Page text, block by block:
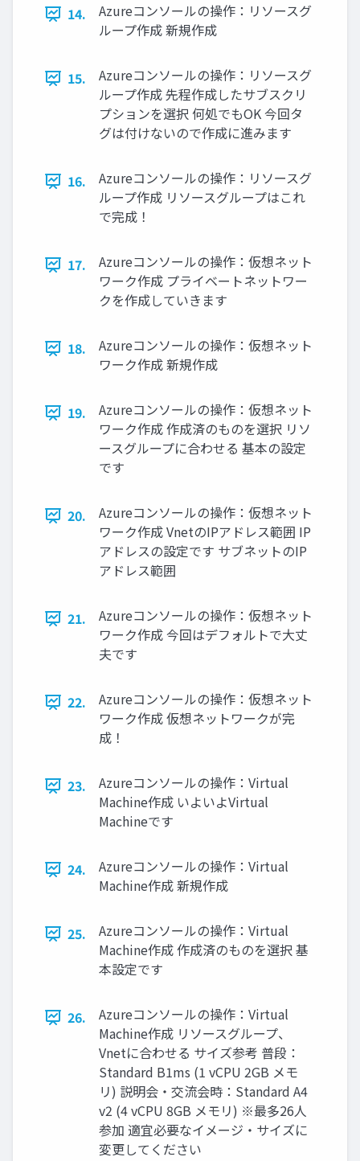
14.
Azureコンソールの操作：リソースグ
ループ作成 新規作成
15.
Azureコンソールの操作：リソースグ
ループ作成 先程作成したサブスクリ
プションを選択 何処でもOK 今回タ
グは付けないので作成に進みます
16.
Azureコンソールの操作：リソースグ
ループ作成 リソースグループはこれ
で完成！
17.
Azureコンソールの操作：仮想ネット
ワーク作成 プライベートネットワー
クを作成していきます
18.
Azureコンソールの操作：仮想ネット
ワーク作成 新規作成
19.
Azureコンソールの操作：仮想ネット
ワーク作成 作成済のものを選択 リソ
ースグループに合わせる 基本の設定
です
20.
Azureコンソールの操作：仮想ネット
ワーク作成 VnetのIPアドレス範囲 IP
アドレスの設定です サブネットのIP
アドレス範囲
21.
Azureコンソールの操作：仮想ネット
ワーク作成 今回はデフォルトで大丈
夫です
22.
Azureコンソールの操作：仮想ネット
ワーク作成 仮想ネットワークが完
成！
23.
Azureコンソールの操作：Virtual
Machine作成 いよいよVirtual
Machineです
24.
Azureコンソールの操作：Virtual
Machine作成 新規作成
25.
Azureコンソールの操作：Virtual
Machine作成 作成済のものを選択 基
本設定です
26.
Azureコンソールの操作：Virtual
Machine作成 リソースグループ、
Vnetに合わせる サイズ参考 普段：
Standard B1ms (1 vCPU 2GB メモ
リ) 説明会・交流会時：Standard A4
v2 (4 vCPU 8GB メモリ) ※最多26人
参加 適宜必要なイメージ・サイズに
変更してください